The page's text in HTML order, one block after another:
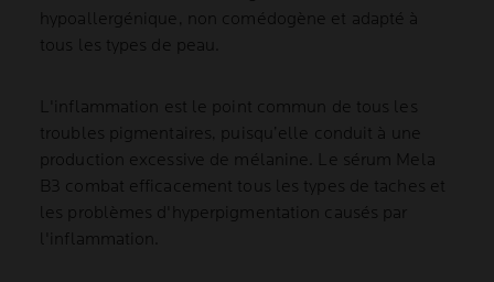
hypoallergénique, non comédogène et adapté à
tous les types de peau.
L'inflammation est le point commun de tous les
troubles pigmentaires, puisqu’elle conduit à une
production excessive de mélanine. Le sérum Mela
B3 combat efficacement tous les types de taches et
les problèmes d'hyperpigmentation causés par
l'inflammation.